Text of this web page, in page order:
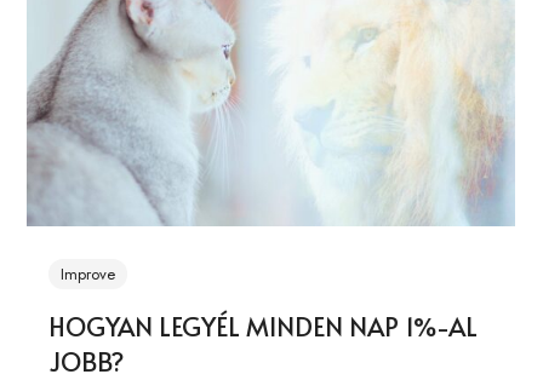
Improve
HOGYAN LEGYÉL MINDEN NAP 1%-AL
JOBB?